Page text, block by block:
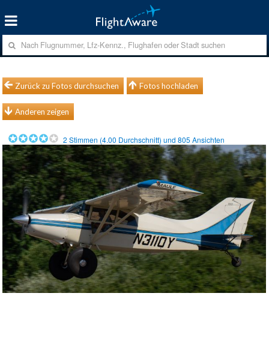
Zurück zu Fotos durchsuchen Fotos hochladen
Anderen zeigen
2 Stimmen (4.00 Durchschnitt) und805 Ansichten